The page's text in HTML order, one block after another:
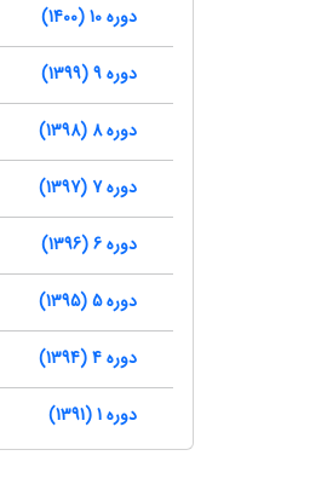
دوره 10 (1400)
دوره 9 (1399)
دوره 8 (1398)
دوره 7 (1397)
دوره 6 (1396)
دوره 5 (1395)
دوره 4 (1394)
دوره 1 (1391)